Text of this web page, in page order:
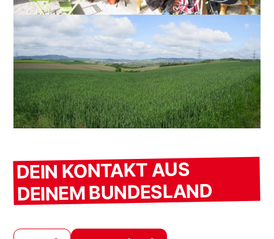
DEIN KONTAKT AUS
DEINEM BUNDESLAND